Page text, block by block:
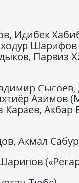
Идибек
Парвиз
Сысоев,
Азимов
Акмал